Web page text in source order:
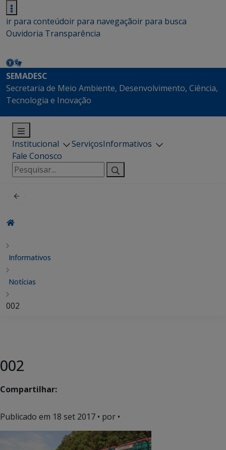
ir para conteúdoir para navegaçãoir para busca
Ouvidoria Transparência
SEMADESC
Secretaria de Meio Ambiente, Desenvolvimento, Ciência,
Tecnologia e Inovação
Institucional ServiçosInformativos
Fale Conosco
Pesquisar
por:
Informativos
Notícias
002
002
Compartilhar:
Publicado em 18 set 2017 • por •